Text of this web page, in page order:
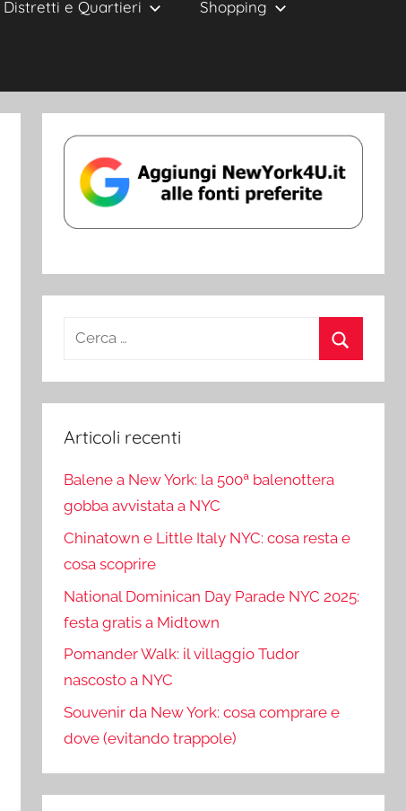
Distretti e Quartieri Shopping
Ricerca
Articoli recenti
Balene a New York: la 500ª balenottera
gobba avvistata a NYC
Chinatown e Little Italy NYC: cosa resta e
cosa scoprire
National Dominican Day Parade NYC 2025:
festa gratis a Midtown
Pomander Walk: il villaggio Tudor
nascosto a NYC
Souvenir da New York: cosa comprare e
dove (evitando trappole)